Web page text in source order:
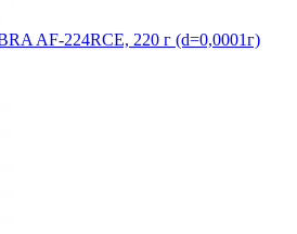
AF-224RCE, 220 г (d=0,0001г)